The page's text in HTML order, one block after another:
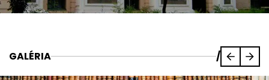
GALÉRIA /